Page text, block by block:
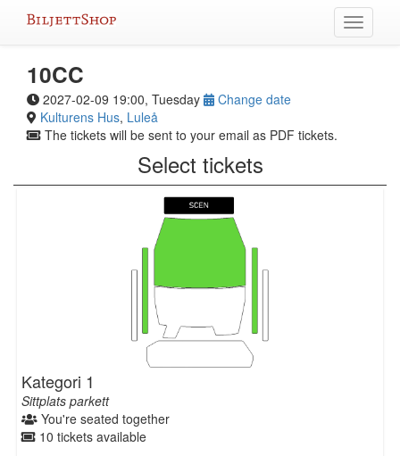
Toggle
10CC
2027-02-09 19:00, Tuesday
Change date
Kulturens Hus, Luleå
The tickets will be sent to your email as PDF tickets.
Select tickets
Kategori 1
Sittplats parkett
You're seated together
10 tickets available